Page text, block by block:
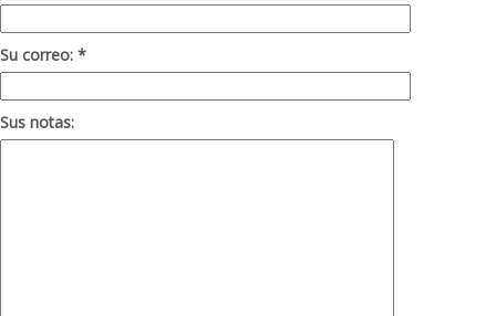
Su correo: *
Sus notas: